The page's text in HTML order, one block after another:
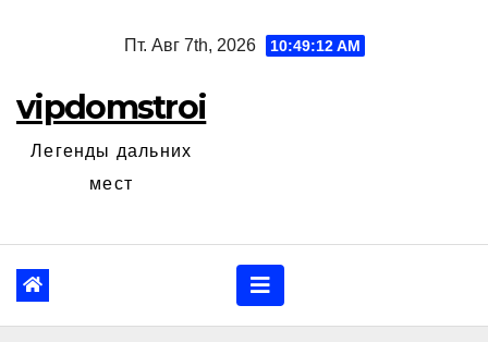
Пт. Авг 7th, 2026 10:49:13 AM
vipdomstroi
Легенды дальних
мест